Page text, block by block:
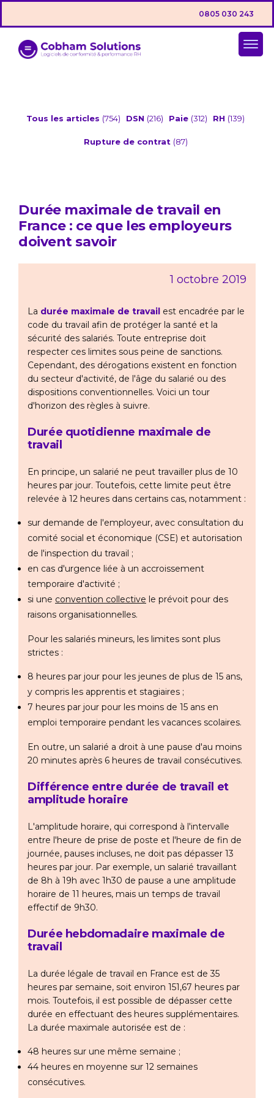
0805 030 243
Tous les articles (754) DSN (216) Paie (312) RH (139)
Rupture de contrat (87)
Durée maximale de travail en
France : ce que les employeurs
doivent savoir
1 octobre 2019
La durée maximale de travail est encadrée par le
code du travail afin de protéger la santé et la
sécurité des salariés. Toute entreprise doit
respecter ces limites sous peine de sanctions.
Cependant, des dérogations existent en fonction
du secteur d'activité, de l'âge du salarié ou des
dispositions conventionnelles. Voici un tour
d'horizon des règles à suivre.
Durée quotidienne maximale de
travail
En principe, un salarié ne peut travailler plus de 10
heures par jour. Toutefois, cette limite peut être
relevée à 12 heures dans certains cas, notamment :
sur demande de l'employeur, avec consultation du
comité social et économique (CSE) et autorisation
de l'inspection du travail ;
en cas d'urgence liée à un accroissement
temporaire d'activité ;
si une convention collective le prévoit pour des
raisons organisationnelles.
Pour les salariés mineurs, les limites sont plus
strictes :
8 heures par jour pour les jeunes de plus de 15 ans,
y compris les apprentis et stagiaires ;
7 heures par jour pour les moins de 15 ans en
emploi temporaire pendant les vacances scolaires.
En outre, un salarié a droit à une pause d'au moins
20 minutes après 6 heures de travail consécutives.
Différence entre durée de travail et
amplitude horaire
L'amplitude horaire, qui correspond à l'intervalle
entre l'heure de prise de poste et l'heure de fin de
journée, pauses incluses, ne doit pas dépasser 13
heures par jour. Par exemple, un salarié travaillant
de 8h à 19h avec 1h30 de pause a une amplitude
horaire de 11 heures, mais un temps de travail
effectif de 9h30.
Durée hebdomadaire maximale de
travail
La durée légale de travail en France est de 35
heures par semaine, soit environ 151,67 heures par
mois. Toutefois, il est possible de dépasser cette
durée en effectuant des heures supplémentaires.
La durée maximale autorisée est de :
48 heures sur une même semaine ;
44 heures en moyenne sur 12 semaines
consécutives.